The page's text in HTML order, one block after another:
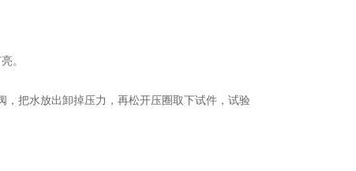
。
把水放出卸掉压力，再松开压圈取下试件，试验